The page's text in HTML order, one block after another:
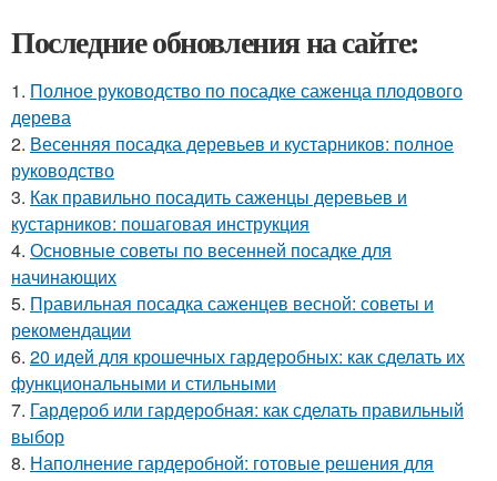
Последние обновления на сайте:
1. Полное руководство по посадке саженца плодового
дерева
2. Весенняя посадка деревьев и кустарников: полное
руководство
3. Как правильно посадить саженцы деревьев и
кустарников: пошаговая инструкция
4. Основные советы по весенней посадке для
начинающих
5. Правильная посадка саженцев весной: советы и
рекомендации
6. 20 идей для крошечных гардеробных: как сделать их
функциональными и стильными
7. Гардероб или гардеробная: как сделать правильный
выбор
8. Наполнение гардеробной: готовые решения для